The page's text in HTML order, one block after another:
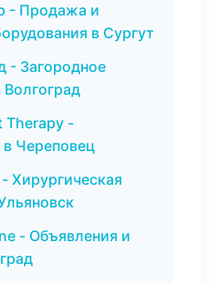
- Продажа и
в Сургут
- Загородное
Волгоград
Therapy -
Череповец
Хирургическая
- Объявления и